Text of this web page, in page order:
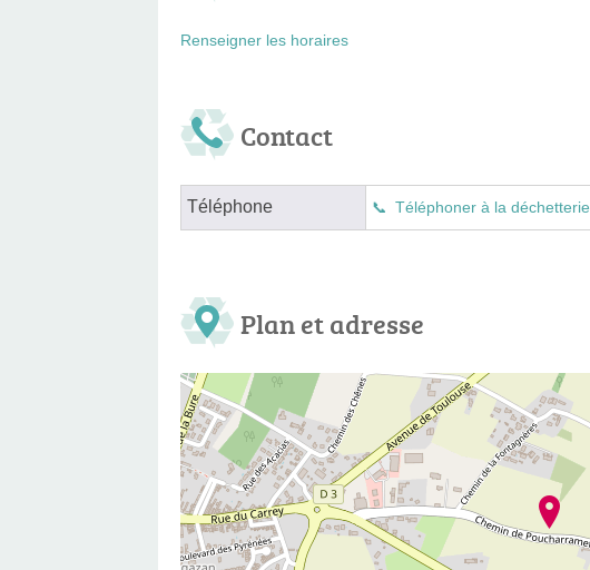
Renseigner les horaires
Contact
Téléphone Téléphoner à la déchetterie
Plan et adresse